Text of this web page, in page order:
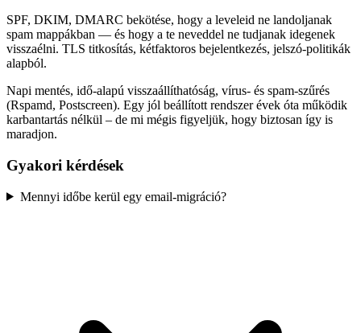
SPF, DKIM, DMARC bekötése, hogy a leveleid ne landoljanak
spam mappákban — és hogy a te neveddel ne tudjanak idegenek
visszaélni. TLS titkosítás, kétfaktoros bejelentkezés, jelszó-politikák
alapból.
Napi mentés, idő-alapú visszaállíthatóság, vírus- és spam-szűrés
(Rspamd, Postscreen). Egy jól beállított rendszer évek óta működik
karbantartás nélkül – de mi mégis figyeljük, hogy biztosan így is
maradjon.
Gyakori kérdések
Mennyi időbe kerül egy email-migráció?